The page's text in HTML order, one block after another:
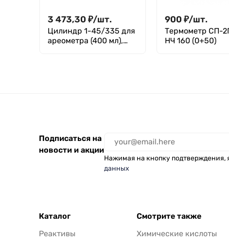
3 473,30 ₽/шт.
Цилиндр 1-45/335 для
ареометра (400 мл),
900 ₽/шт.
Термометр СП-
НЧ 160 (0+50)
Подписаться на
новости и акции
Нажимая на кнопку подтверждения,
данных
Каталог
Реактивы
Смотрите также
Химические кислоты